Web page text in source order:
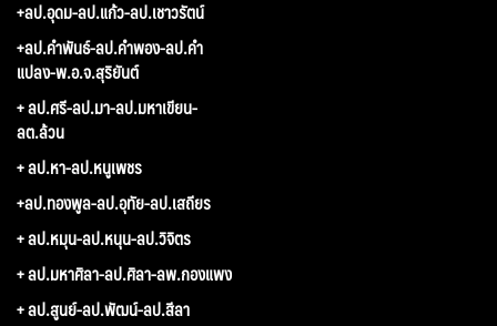
+ลป.อุดม-ลป.แก้ว-ลป.เชาวรัตน์
+ลป.คำพันธ์-ลป.คำพอง-ลป.คำ
แปลง-พ.อ.จ.สุริยันต์
+ ลป.ศรี-ลป.มา-ลป.มหาเขียน-
ลต.ล้วน
+ ลป.หา-ลป.หนูเพชร
+ลป.ทองพูล-ลป.อุทัย-ลป.เสถียร
+ ลป.หมุน-ลป.หนุน-ลป.วิจิตร
+ ลป.มหาศิลา-ลป.ศิลา-ลพ.กองแพง
+ ลป.สูนย์-ลป.พัฒน์-ลป.สีลา